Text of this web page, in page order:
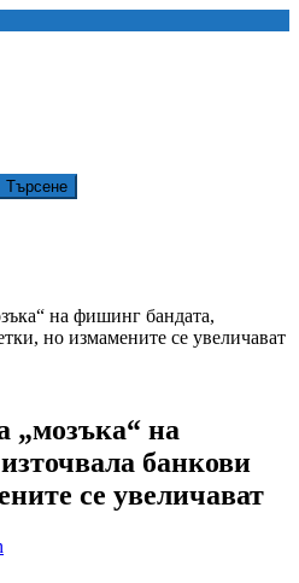
на фишинг бандата,
но измамените се увеличават
„мозъка“ на
банкови
се увеличават